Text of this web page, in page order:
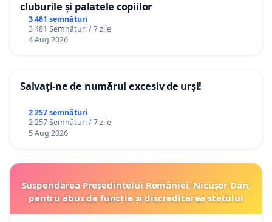
cluburile și palatele copiilor
3 481 semnături
3 481 Semnături / 7 zile
4 Aug 2026
Salvați-ne de numărul excesiv de urși!
2 257 semnături
2 257 Semnături / 7 zile
5 Aug 2026
Suspendarea Președintelui României, Nicușor Dan,
pentru abuz de funcție și discreditarea statului